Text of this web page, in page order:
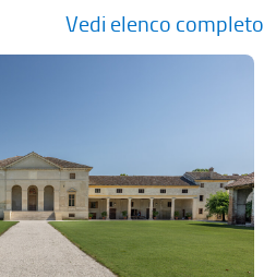
Vedi elenco completo